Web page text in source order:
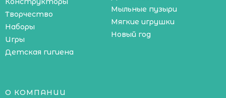
Творчество
Наборы
Игры
Детская гигиена
Мыльные пузыри
Мягкие игрушки
Новый год
О КОМПАНИИ